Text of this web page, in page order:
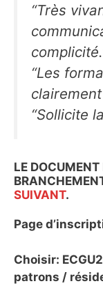
“Très
“Les
“Sollicite
LE DOCUMENT
SUIVANT.
Page
Choisir:
patrons /